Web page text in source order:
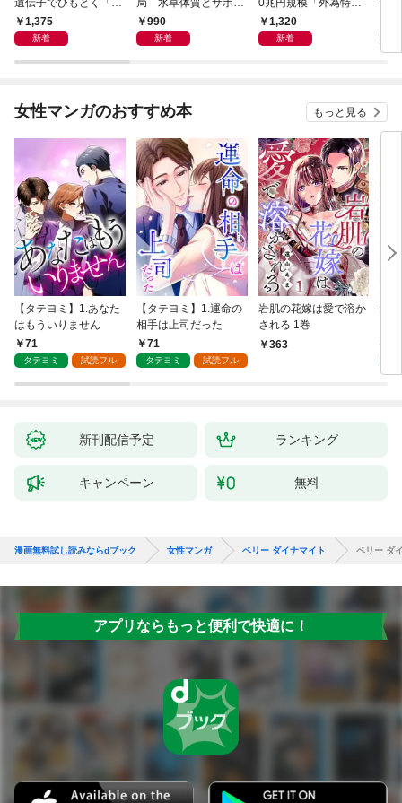
遺伝子でひもとく「最
良の友」の進化
1,375
新着
局 水草体質とサボテ
ン体質
990
新着
0兆円規模「外為特
会」が生まれた謎
1,320
新着
学
女性マンガのおすすめ本 もっと見る
【タテヨミ】1.あなた
はもういりません
71
タテヨミ 試読フル
【タテヨミ】1.運命の
相手は上司だった
71
タテヨミ 試読フル
岩肌の花嫁は愛で溶か
される 1巻
363
愛
新刊配信予定 ランキング
キャンペーン 無料
漫画無料試し読みならdブック 女性マンガ ベリー ダイナマイト ベリー ダ
アプリならもっと便利で快適に！